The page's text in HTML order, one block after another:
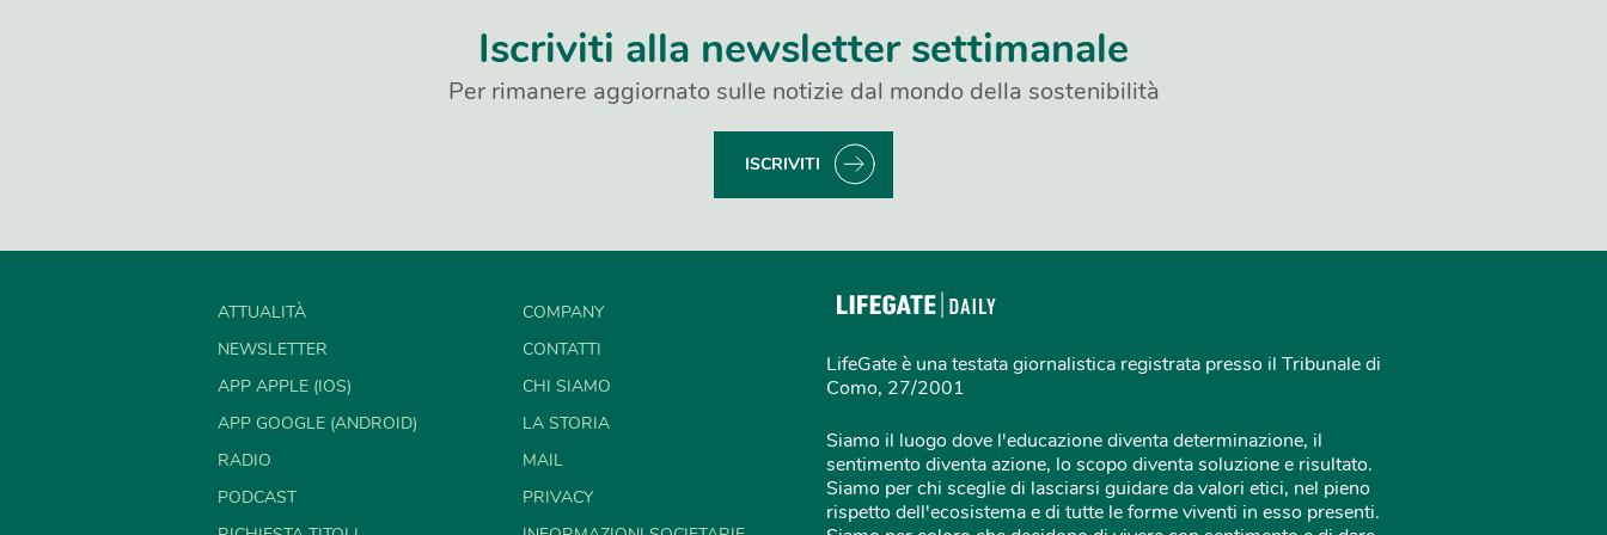
Iscriviti alla newsletter settimanale
Per rimanere aggiornato sulle notizie dal mondo della sostenibilità
ISCRIVITI
ATTUALITÀ
NEWSLETTER
APP APPLE (IOS)
APP GOOGLE (ANDROID)
RADIO
PODCAST
COMPANY
CONTATTI
CHI SIAMO
LA STORIA
MAIL
PRIVACY
LifeGate è una testata giornalistica registrata presso il Tribunale di
Como, 27/2001
Siamo il luogo dove l'educazione diventa determinazione, il
sentimento diventa azione, lo scopo diventa soluzione e risultato.
Siamo per chi sceglie di lasciarsi guidare da valori etici, nel pieno
rispetto dell'ecosistema e di tutte le forme viventi in esso presenti.